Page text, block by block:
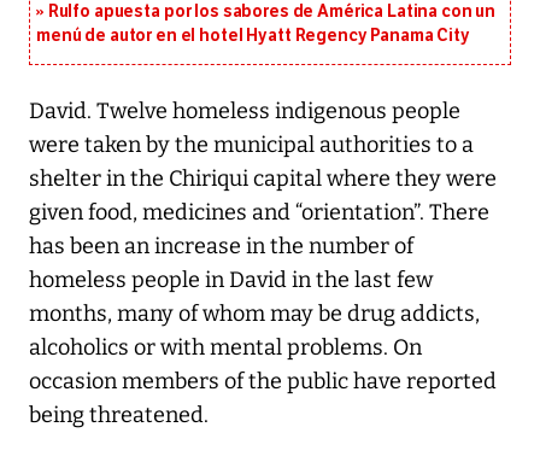
Rulfo apuesta por los sabores de América Latina con un
menú de autor en el hotel Hyatt Regency Panama City
David. Twelve homeless indigenous people
were taken by the municipal authorities to a
shelter in the Chiriqui capital where they were
given food, medicines and “orientation”. There
has been an increase in the number of
homeless people in David in the last few
months, many of whom may be drug addicts,
alcoholics or with mental problems. On
occasion members of the public have reported
being threatened.